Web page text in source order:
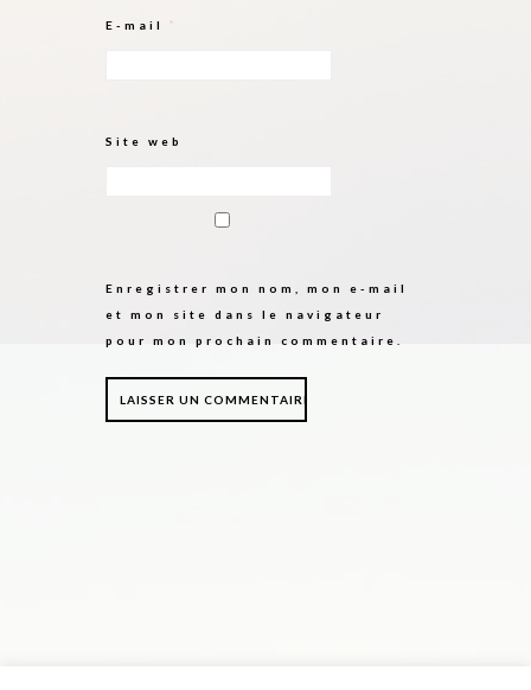
E-mail *
Site web
Enregistrer mon nom, mon e-mail
et mon site dans le navigateur
pour mon prochain commentaire.